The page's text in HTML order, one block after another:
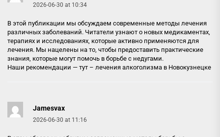
2026-06-30 at 10:34
В этой публикации мы обсуждаем современные методы лечения
различных заболеваний. Читатели узнают о новых медикаментах,
терапиях и исследованиях, которые активно применяются для
лечения. Мы нацелены на то, чтобы предоставить практические
знания, которые могут помочь в борьбе с недугами.
Наши рекомендации — тут – лечения алкоголизма в Новокузнецке
Jamesvax
2026-06-30 at 11:16